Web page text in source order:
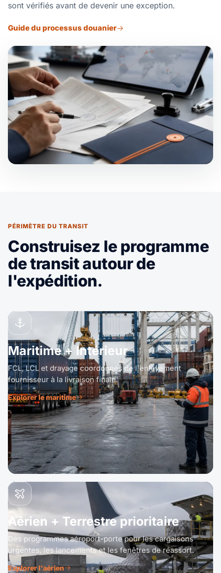
sont vérifiés avant de devenir une exception.
Guide du processus douanier
PÉRIMÈTRE DU TRANSIT
Construisez le programme
de transit autour de
l'expédition.
Maritime + Intérieur
FCL, LCL et drayage coordonnés de l'enlèvement
fournisseur à la livraison finale.
Explorer le maritime
Aérien + Terrestre prioritaire
Des programmes aéroport-porte pour les cargaisons
urgentes, les lancements et les fenêtres de réassort.
Explorer l'aérien